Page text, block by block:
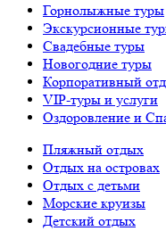
Горнолыжные туры
Экскурсионные
Свадебные туры
Новогодние туры
Корпоративный
VIP-туры и услуги
Оздоровление и
Пляжный отдых
Отдых на островах
Отдых с детьми
Морские круизы
Детский отдых